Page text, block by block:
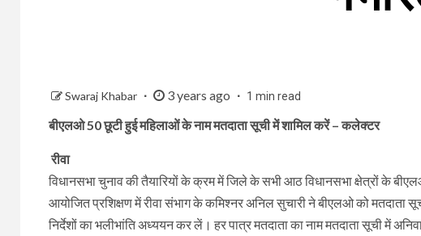
Swaraj Khabar 3 years ago 1 min read
बीएलओ 50 छूटी हुई महिलाओं के नाम मतदाता सूची में शामिल करें – कलेक्टर
रीवा
विधानसभा चुनाव की तैयारियों के क्रम में जिले के सभी आठ विधानसभा क्षेत्रों के
आयोजित प्रशिक्षण में रीवा संभाग के कमिश्नर अनिल सुचारी ने बीएलओ को मतदाता
निर्देशों का भलीभांति अध्ययन कर लें। हर पात्र मतदाता का नाम मतदाता सूची में